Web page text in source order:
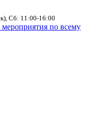
Сб: 11:00-16:00
по всему